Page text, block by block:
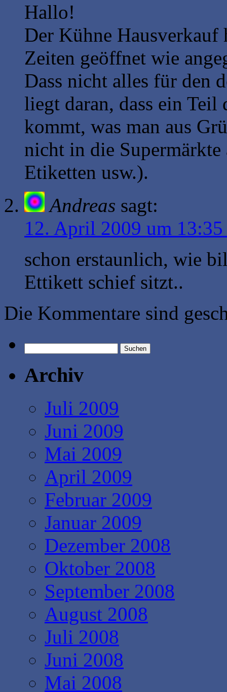
Hallo!
Der Kühne Hausverkauf
Zeiten geöffnet wie
Dass nicht alles für den
liegt daran, dass ein Teil
kommt, was man aus
nicht in die
Etiketten usw.).
Andreas sagt:
12. April 2009 um
schon erstaunlich, wie
Ettikett schief sitzt..
Die Kommentare sind
nach:
Archiv
Juli 2009
Juni 2009
Mai 2009
April 2009
Februar 2009
Januar 2009
Dezember 2008
Oktober 2008
September 2008
August 2008
Juli 2008
Juni 2008
Mai 2008